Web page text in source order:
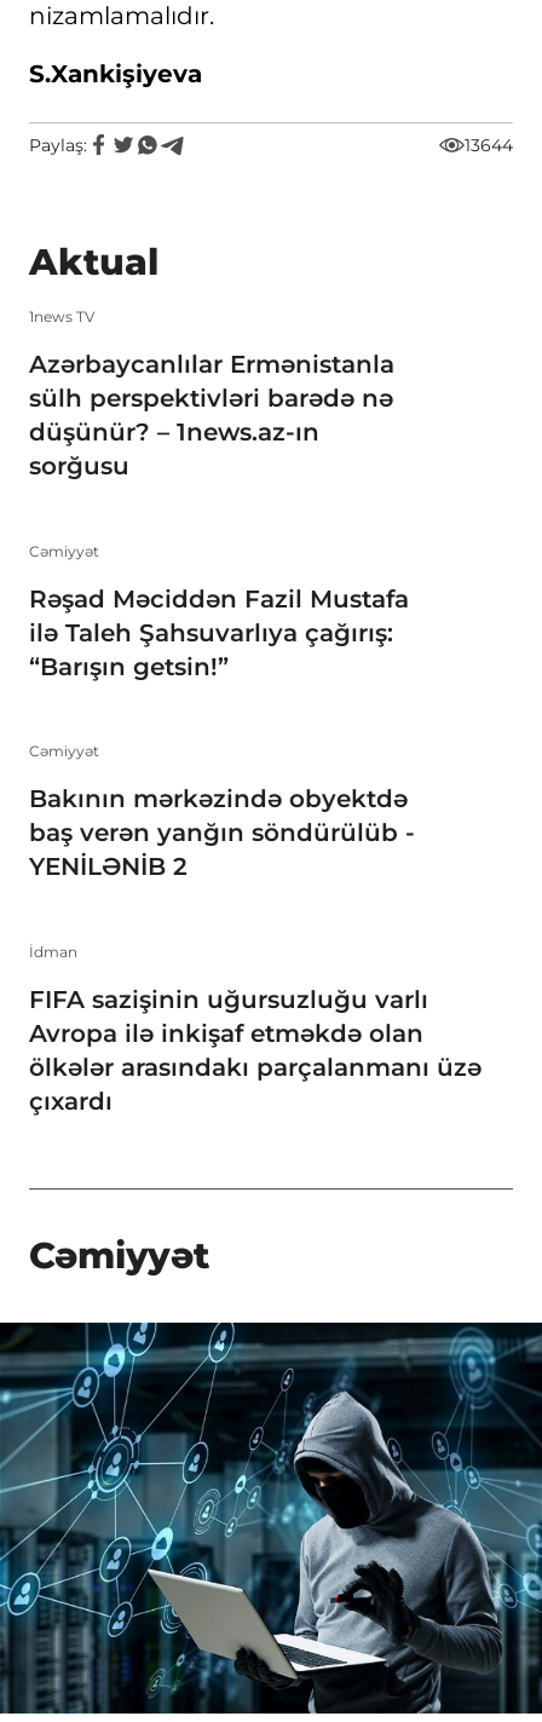
nizamlamalıdır.
S.Xankişiyeva
Paylaş: 13644
Aktual
1news TV
Azərbaycanlılar Ermənistanla
sülh perspektivləri barədə nə
düşünür? – 1news.az-ın
sorğusu
Cəmiyyət
Rəşad Məciddən Fazil Mustafa
ilə Taleh Şahsuvarlıya çağırış:
“Barışın getsin!”
Cəmiyyət
Bakının mərkəzində obyektdə
baş verən yanğın söndürülüb -
YENİLƏNİB 2
İdman
FIFA sazişinin uğursuzluğu varlı
Avropa ilə inkişaf etməkdə olan
ölkələr arasındakı parçalanmanı üzə
çıxardı
Cəmiyyət